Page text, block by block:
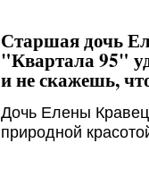
Старшая дочь
"Квартала 95"
и не скажешь,
Дочь Елены
природной